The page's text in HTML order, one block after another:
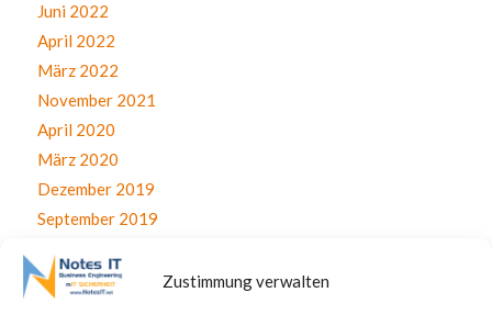
Zustimmung verwalten
Juni 2022
April 2022
März 2022
November 2021
April 2020
März 2020
Dezember 2019
September 2019
Juli 2019